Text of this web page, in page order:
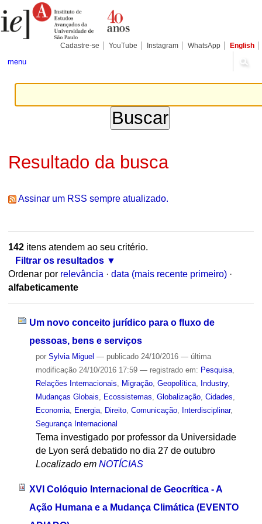
para
conteúdo.
Pessoais
Cadastre-se YouTube Instagram WhatsApp English
menu
Resultado da busca
Assinar um RSS sempre atualizado.
142itens atendem ao seu critério.
Filtrar os resultados
Ordenar por relevância · data (mais recente primeiro) ·
alfabeticamente
Um novo conceito jurídico para o fluxo de
pessoas, bens e serviços
por Sylvia Miguel — publicado24/10/2016 — última
modificação24/10/2016 17:59 — registrado em: Pesquisa,
Relações Internacionais
Migração, Geopolítica, Industry,
Mudanças Globais
Ecossistemas Globalização, Cidades
Economia, Energia, Direito, Comunicação, Interdisciplinar,
Segurança Internacional
Tema investigado por professor da Universidade
de Lyon será debatido no dia 27 de outubro
Localizado em NOTÍCIAS
XVI Colóquio Internacional de Geocrítica - A
Ação Humana e a Mudança Climática (EVENTO